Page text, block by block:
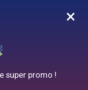
0
le code DJINN10
×
super promo !